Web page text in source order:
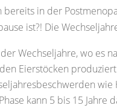
in der
ist?! Die
Wechseljahre, wo es
Eierstöcken
kann 5 bis 15 Jahre